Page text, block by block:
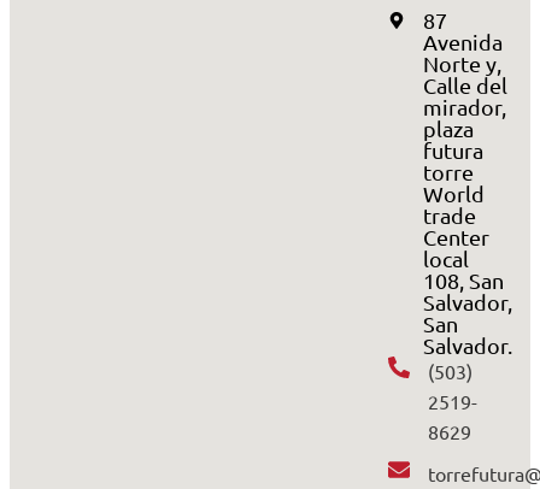
87
Avenida
Norte y,
Calle del
mirador,
plaza
futura
torre
World
trade
Center
local
108, San
Salvador,
San
Salvador.
(503)
2519-
8629